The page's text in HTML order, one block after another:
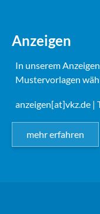
Anzeigen
In unserem
Mustervorlagen
anzeigen[at]vkz.de |
mehr erfahren